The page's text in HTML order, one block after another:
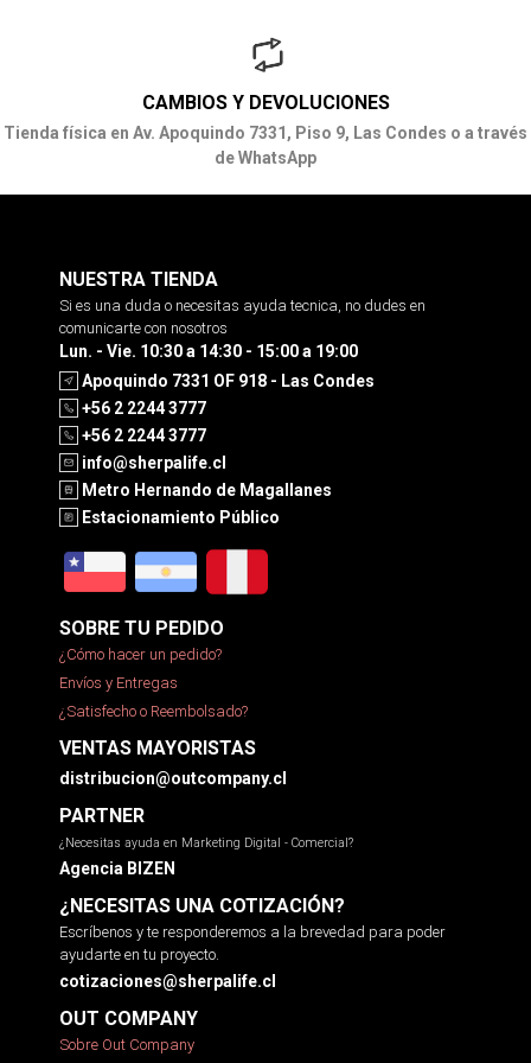
CAMBIOS Y DEVOLUCIONES
Tienda física en Av. Apoquindo 7331, Piso 9, Las Condes o a través
de WhatsApp
NUESTRA TIENDA
Si es una duda o necesitas ayuda tecnica, no dudes en
comunicarte con nosotros
Lun. - Vie. 10:30 a 14:30 - 15:00 a 19:00
Apoquindo 7331 OF 918 - Las Condes
+56 2 2244 3777
+56 2 2244 3777
info@sherpalife.cl
Metro Hernando de Magallanes
Estacionamiento Público
SOBRE TU PEDIDO
¿Cómo hacer un pedido?
Envíos y Entregas
¿Satisfecho o Reembolsado?
VENTAS MAYORISTAS
distribucion@outcompany.cl
PARTNER
¿Necesitas ayuda en Marketing Digital - Comercial?
Agencia BIZEN
¿NECESITAS UNA COTIZACIÓN?
Escríbenos y te responderemos a la brevedad para poder
ayudarte en tu proyecto.
cotizaciones@sherpalife.cl
OUT COMPANY
Sobre Out Company